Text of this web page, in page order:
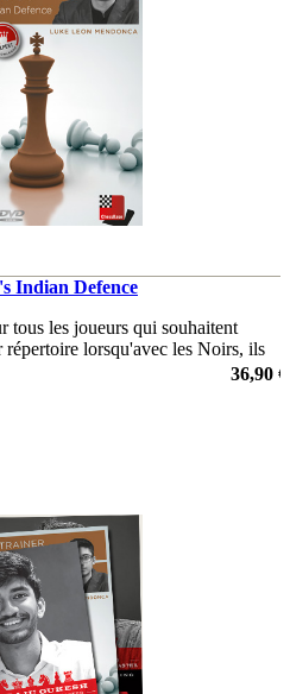
Indian Defence
tous les joueurs qui souhaitent
lorsqu'avec les Noirs, ils
36,90 €